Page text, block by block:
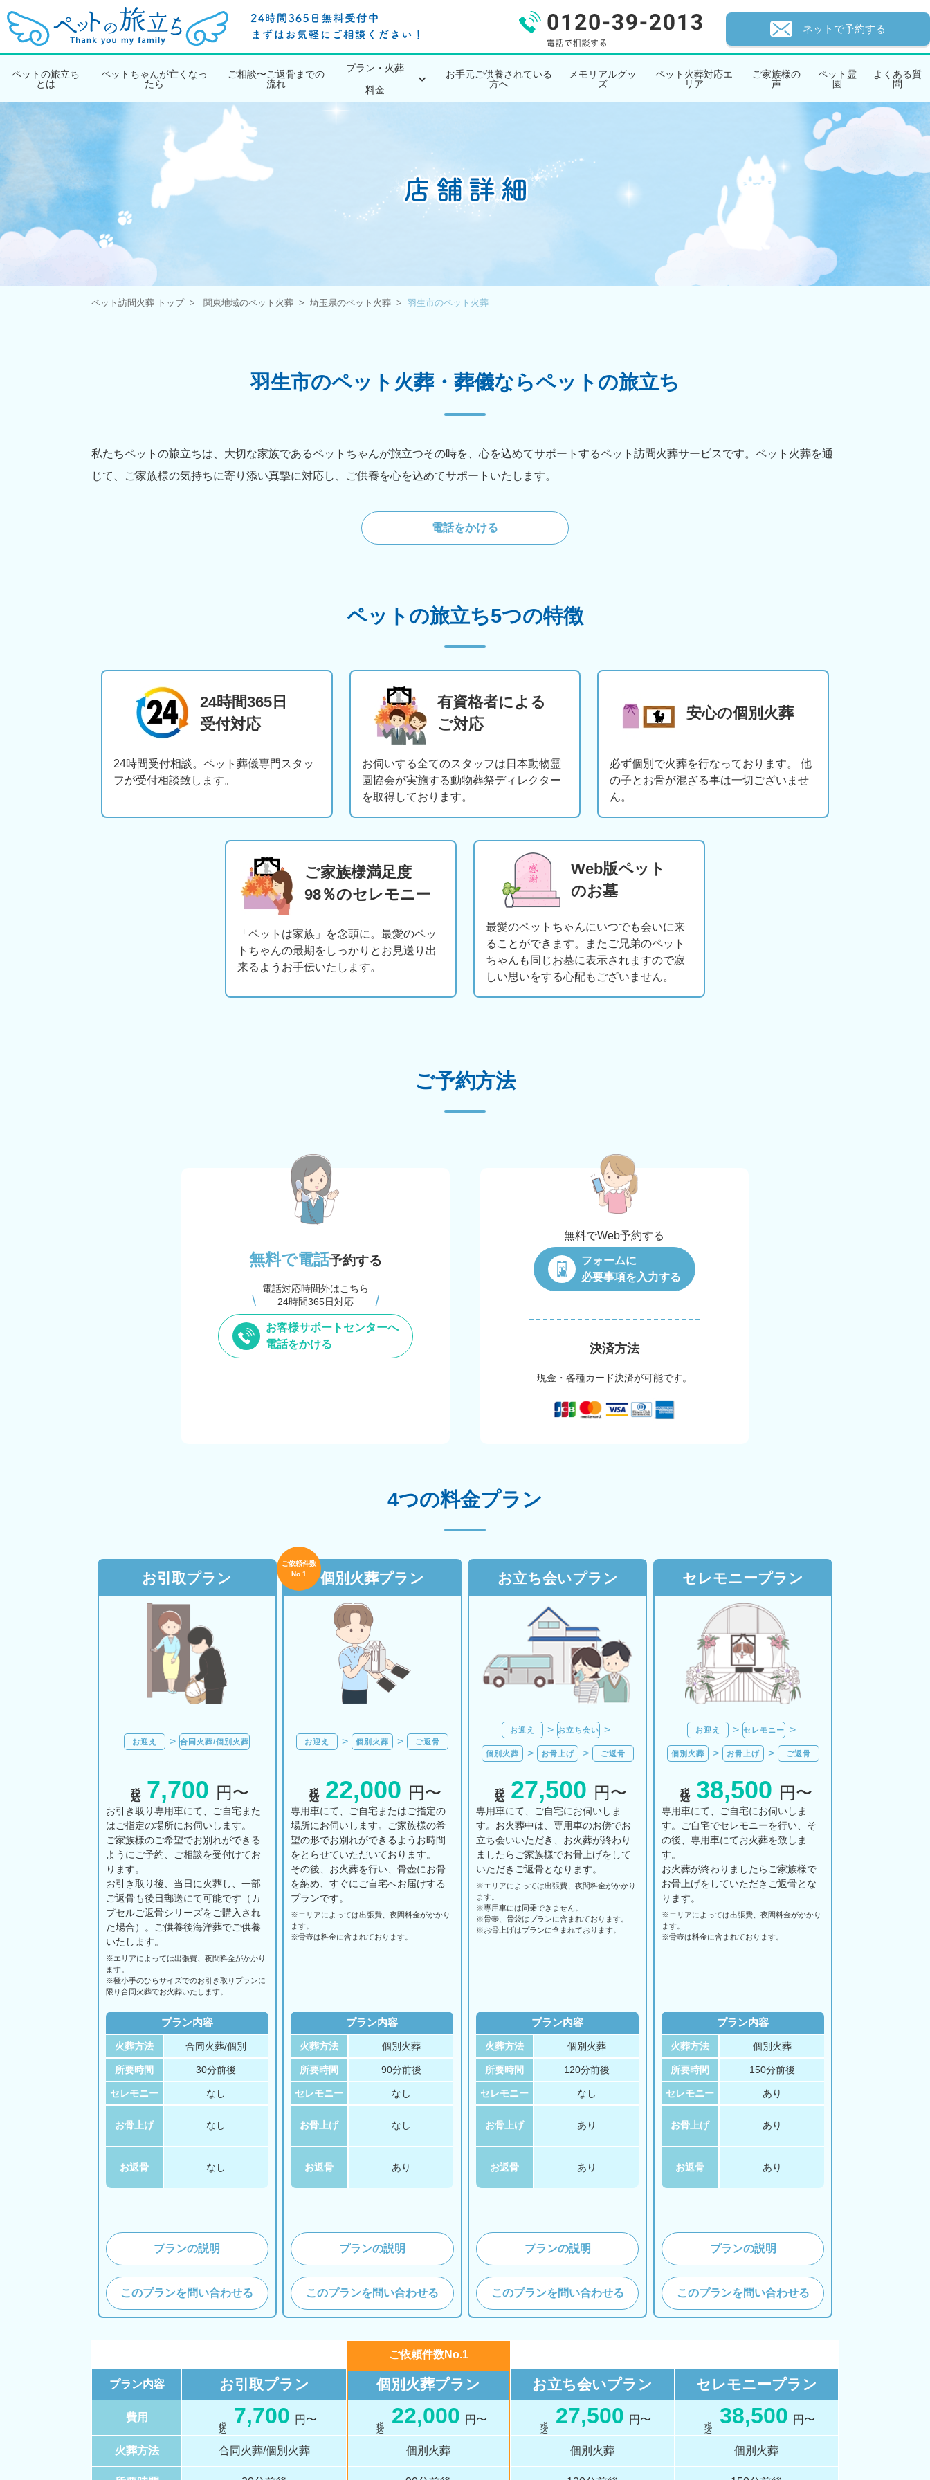
ネットで予約する
ペットの旅立ち
とは
ペットちゃんが亡くなっ
たら
ご相談〜ご返骨までの
流れ
プラン・火葬
料金
お手元ご供養されている
方へ
メモリアルグッ
ズ
ペット火葬対応エ
リア
ご家族様の
声
ペット霊
園
よくある質
問
ペット訪問火葬 トップ 関東地域のペット火葬 埼玉県のペット火葬 羽生市のペット火葬
羽生市のペット火葬・葬儀ならペットの旅立ち
私たちペットの旅立ちは、大切な家族であるペットちゃんが旅立つその時を、心を込めてサポートするペット訪問火葬サービスです。ペット火葬を通
じて、ご家族様の気持ちに寄り添い真摯に対応し、ご供養を心を込めてサポートいたします。
電話をかける
ペットの旅立ち5つの特徴
24時間365日
受付対応
24時間受付相談。ペット葬儀専門スタッ
フが受付相談致します。
有資格者による
ご対応
お伺いする全てのスタッフは日本動物霊
園協会が実施する動物葬祭ディレクター
を取得しております。
安心の個別火葬
必ず個別で火葬を行なっております。 他
の子とお骨が混ざる事は一切ございませ
ん。
ご家族様満足度
98％のセレモニー
「ペットは家族」を念頭に。最愛のペッ
トちゃんの最期をしっかりとお見送り出
来るようお手伝いたします。
Web版ペット
のお墓
最愛のペットちゃんにいつでも会いに来
ることができます。またご兄弟のペット
ちゃんも同じお墓に表示されますので寂
しい思いをする心配もございません。
ご予約方法
無料で電話予約する
電話対応時間外はこちら
24時間365日対応
お客様サポートセンターへ
電話をかける
無料でWeb予約する
フォームに
必要事項を入力する
決済方法
現金・各種カード決済が可能です。
4つの料金プラン
お引取プラン
お迎え 合同火葬/個別火葬
7,700 円〜
お引き取り専用車にて、ご自宅また
はご指定の場所にお伺いします。
ご家族様のご希望でお別れができる
ようにご予約、ご相談を受付けてお
ります。
お引き取り後、当日に火葬し、一部
ご返骨も後日郵送にて可能です（カ
プセルご返骨シリーズをご購入され
た場合）。ご供養後海洋葬でご供養
いたします。
※エリアに よっては出張費、 夜間料金がかかり
ます。
※極小手のひらサイズでのお引き取りプランに
限り合同火葬でお火葬いたします。
プラン内容
火葬方法 合同火葬/個別
所要時間 30分前後
セレモニー なし
お骨上げ なし
お返骨 なし
プランの説明
このプランを問い合わせる
個別火葬プラン
ご依頼件数
No.1
お迎え 個別火葬 ご返骨
22,000 円〜
専用車にて、ご自宅またはご指定の
場所にお伺いします。ご家族様の希
望の形でお別れができるようお時間
をとらせていただいております。
その後、お火葬を行い、骨壺にお骨
を納め、すぐにご自宅へお届けする
プランです。
※エリアに よっては出張費、夜間料金がかかり
ます。
※骨壺は料金に含まれております。
プラン内容
火葬方法 個別火葬
所要時間 90分前後
セレモニー なし
お骨上げ なし
お返骨 あり
プランの説明
このプランを問い合わせる
お立ち会いプラン
お迎え お立ち会い
個別火葬 お骨上げ ご返骨
27,500 円〜
専用車にて、ご自宅にお伺いしま
す。お火葬中は、専用車のお傍でお
立ち会いいただき、お火葬が終わり
ましたらご家族様でお骨上げをして
いただきご返骨となります。
※エリアに よっては出張費、夜間料金がかかり
ます。
※専用車には同乗できません。
※骨壺、骨袋はプランに含まれております。
※お骨上げはプランに含まれております。
プラン内容
火葬方法 個別火葬
所要時間 120分前後
セレモニー なし
お骨上げ あり
お返骨 あり
プランの説明
このプランを問い合わせる
セレモニープラン
お迎え セレモニー
個別火葬 お骨上げ ご返骨
38,500 円〜
専用車にて、ご自宅にお伺いしま
す。ご自宅でセレモニーを行い、そ
の後、専用車にてお火葬を致しま
す。
お火葬が終わりましたらご家族様で
お骨上げをしていただきご返骨とな
ります。
※エリアに よっては出張費、夜間料金がかかり
ます。
※骨壺は料金に含まれております。
プラン内容
火葬方法 個別火葬
所要時間 150分前後
セレモニー あり
お骨上げ あり
お返骨 あり
プランの説明
このプランを問い合わせる
ご依頼件数No.1
プラン内容 お引取プラン 個別火葬プラン お立ち会いプラン セレモニープラン
費用 7,700 円〜 22,000 円〜 27,500 円〜 38,500 円〜
火葬方法 合同火葬/個別火葬 個別火葬 個別火葬 個別火葬